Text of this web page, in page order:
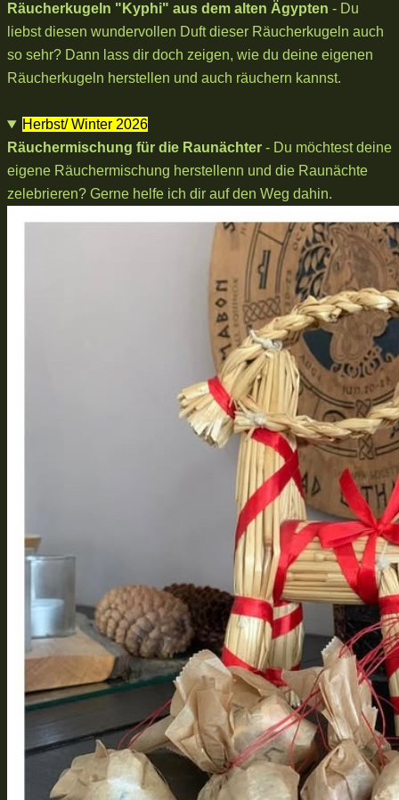
Räucherkugeln "Kyphi" aus dem alten Ägypten - Du
liebst diesen wundervollen Duft dieser Räucherkugeln auch
so sehr? Dann lass dir doch zeigen, wie du deine eigenen
Räucherkugeln herstellen und auch räuchern kannst.
Herbst/ Winter 2026
Räuchermischung für die Raunächter - Du möchtest deine
eigene Räuchermischung herstellenn und die Raunächte
zelebrieren? Gerne helfe ich dir auf den Weg dahin.